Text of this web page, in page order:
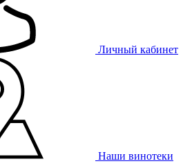
Личный кабинет
Наши винотеки